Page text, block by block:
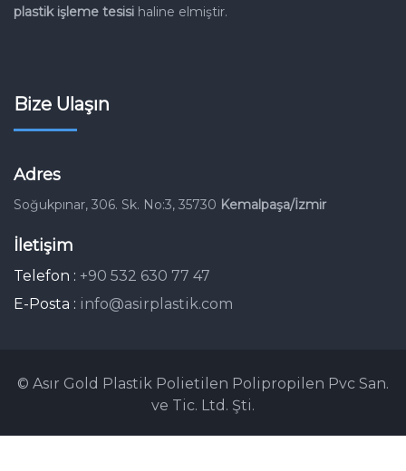
plastik işleme tesisi haline elmiştir.
Bize Ulaşın
Adres
Soğukpınar, 306. Sk. No:3, 35730 Kemalpaşa/İzmir
İletişim
Telefon : +90 532 630 77 47
E-Posta : info@asirplastik.com
© Asır Gold Plastik Polietilen Polipropilen Pvc San.
ve Tic. Ltd. Şti.
Kurumsal
Gizlilik Politikası